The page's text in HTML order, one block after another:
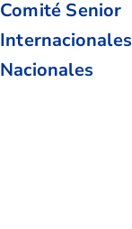
Comité Senior
Internacionales
Nacionales